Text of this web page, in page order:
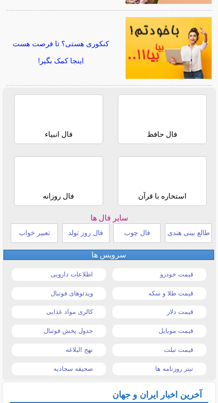
کنکوری هستی؟ تا فرصت هست
اینجا کمک بگیر!
فال حافظ فال انبیاء
استخاره با قرآن فال روزانه
سایر فال ها
طالع بینی هندی فال چوب فال روز تولد تعبیر خواب
سرویس ها
قیمت خودرو اطلاعات دارویی
قیمت طلا و سکه ویدئوهای فوتبال
قیمت دلار کالری مواد غذایی
قیمت موبایل جدول پخش فوتبال
قیمت تبلت نهج البلاغه
تیتر روزنامه ها صحیفه سجادیه
آخرین اخبار ایران و جهان